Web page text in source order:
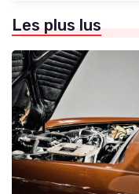
Les plus lus